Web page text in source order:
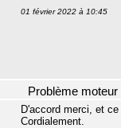
01 février 2022 à 10:45
Problème
D'accord merci, et
Cordialement.